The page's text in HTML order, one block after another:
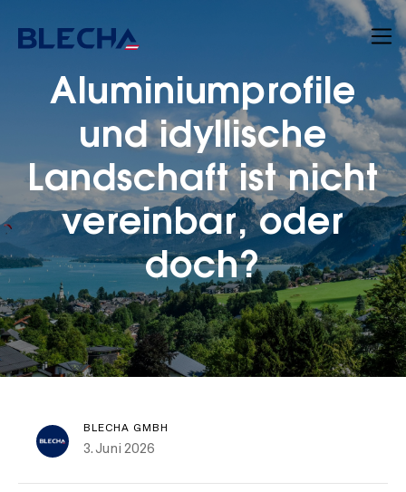
Aluminiumprofile
und idyllische
Landschaft ist nicht
vereinbar, oder
doch?
BLECHA GMBH
3. Juni 2026